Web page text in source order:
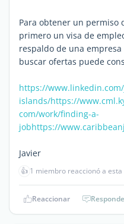
Para obtener un permiso
primero un visa de
respaldo de una
buscar ofertas puede
https://
islands/https://
com/work/finding-a-
jobhttps://
Javier
👍 1 miembro reaccionó a
Reaccionar